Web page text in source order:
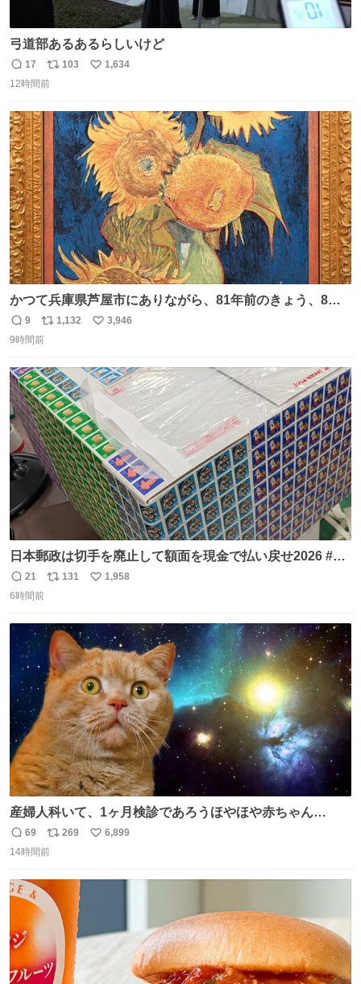
弓道部あるあるらしいけど
返
信
17
リ
ポ
ト
数
103
い
数
1,634
12時間前
かつて兵庫県芦屋市にありながら、81年前のきょう、8月6
日の阪神大空襲の折に残念ながら焼失した、 #ゴッホ の幻
の「 #ヒマワリ 」。 当館は、東京都にある武者小路実篤記
り陶板で原寸大に再現し、2014年より展示しています。 #
大塚国際美術館
返
信
9
リ
ポ
ト
数
1,132
い
数
3,946
9時間前
日本郵政は切手を廃止して額面を現金で払い戻せ2026 #日
本郵政 @JapanPostHD_PR
返
信
21
リ
ト
数
131
い
数
1,958
6時間前
産婦人科いて、1ヶ月検診であろうほやほや赤ちゃん👩‍🍼
と推定2,3歳の女の子👧🏻をワンオペで連れてるママがいる
のだけども 女の子ずっとママの側から離れない…⁉️ 手を繋
たいにﾄﾃﾄﾃついてってるし逃走しないし脱走しないし逃げ
ないし走ら文字数
返
信
69
リ
ポ
ト
数
269
い
6,899
14時間前